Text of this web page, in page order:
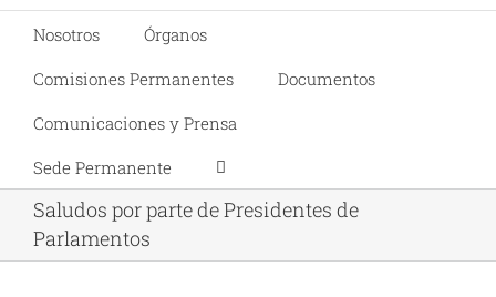
Nosotros
Órganos
Comisiones Permanentes
Documentos
Comunicaciones y Prensa
Sede Permanente
Saludos por parte de Presidentes de
Parlamentos